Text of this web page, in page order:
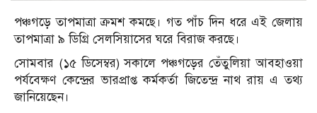
পঞ্চগড়ে তাপমাত্রা ক্রমশ কমছে। গত পাঁচ দিন ধরে এই জেলায়
তাপমাত্রা ৯ ডিগ্রি সেলসিয়াসের ঘরে বিরাজ করছে।
সোমবার (১৫ ডিসেম্বর) সকালে পঞ্চগড়ের তেঁতুলিয়া আবহাওয়া
পর্যবেক্ষণ কেন্দ্রের ভারপ্রাপ্ত কর্মকর্তা জিতেন্দ্র নাথ রায় এ তথ্য
জানিয়েছেন।